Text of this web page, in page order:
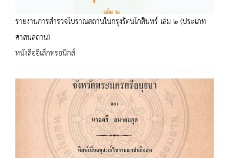
รายงานการสำรวจโบราณสถานในกรุงรัตนโกสินทร์ เล่ม ๒ (ประเภท
ศาสนสถาน)
หนังสืออิเล็กทรอนิกส์